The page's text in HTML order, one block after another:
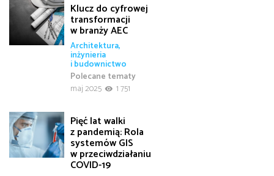
Klucz do cyfrowej
transformacji
w branży AEC
Architektura,
inżynieria
i budownictwo
Polecane tematy
maj 2025
1 751
Pięć lat walki
z pandemią: Rola
systemów GIS
w przeciwdziałaniu
COVID-19